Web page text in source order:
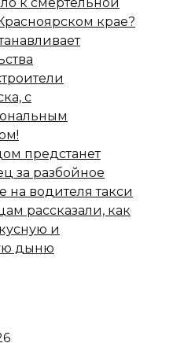
к смертельной
крае?
с
предстанет
за разбойное
на водителя такси
рассказали, как
и
дыню